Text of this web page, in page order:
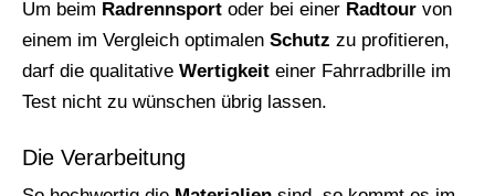
Um beim Radrennsport oder bei einer Radtour von
einem im Vergleich optimalen Schutz zu profitieren,
darf die qualitative Wertigkeit einer Fahrradbrille im
Test nicht zu wünschen übrig lassen.
Die Verarbeitung